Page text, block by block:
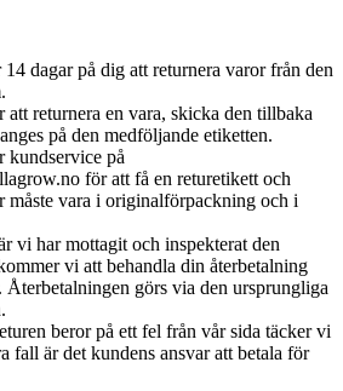
dagar på dig att returnera varor från den
att returnera en vara, skicka den tillbaka
på den medföljande etiketten.
kundservice på
för att få en returetikett och
måste vara i originalförpackning och i
vi har mottagit och inspekterat den
vi att behandla din återbetalning
Återbetalningen görs via den ursprungliga
beror på ett fel från vår sida täcker vi
fall är det kundens ansvar att betala för